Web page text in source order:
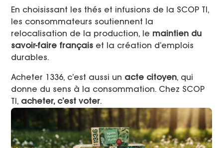
En choisissant les thés et infusions de la SCOP TI,
les consommateurs soutiennent la
relocalisation de la production, le maintien du
savoir-faire français et la création d’emplois
durables.
Acheter 1336, c’est aussi un acte citoyen, qui
donne du sens à la consommation. Chez SCOP
TI, acheter, c’est voter.